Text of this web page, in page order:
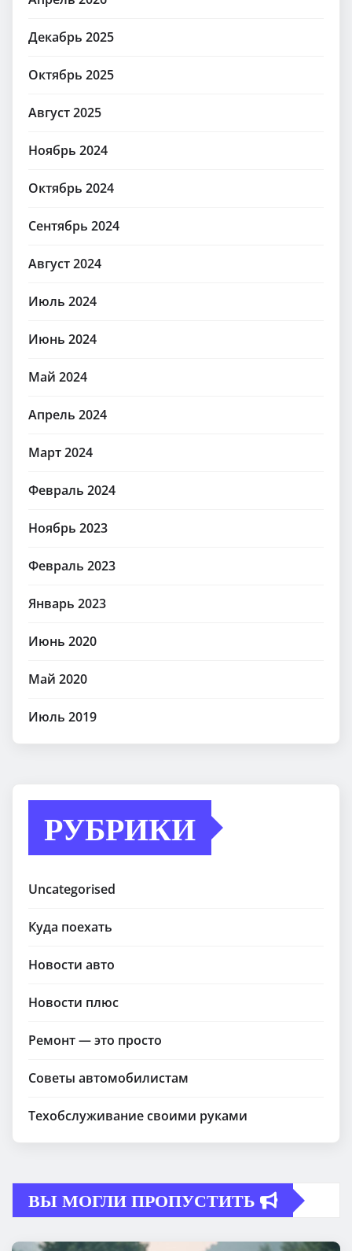
Декабрь 2025
Октябрь 2025
Август 2025
Ноябрь 2024
Октябрь 2024
Сентябрь 2024
Август 2024
Июль 2024
Июнь 2024
Май 2024
Апрель 2024
Март 2024
Февраль 2024
Ноябрь 2023
Февраль 2023
Январь 2023
Июнь 2020
Май 2020
Июль 2019
РУБРИКИ
Uncategorised
Куда поехать
Новости авто
Новости плюс
Ремонт — это просто
Советы автомобилистам
Техобслуживание своими руками
ВЫ МОГЛИ ПРОПУСТИТЬ